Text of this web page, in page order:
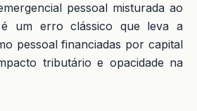
pessoal misturada ao
é um erro clássico que leva a
pessoal financiadas por capital
tributário e opacidade na